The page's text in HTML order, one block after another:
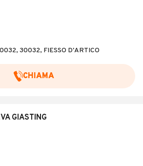
30032, FIESSO D'ARTICO
CHIAMA
GIASTING